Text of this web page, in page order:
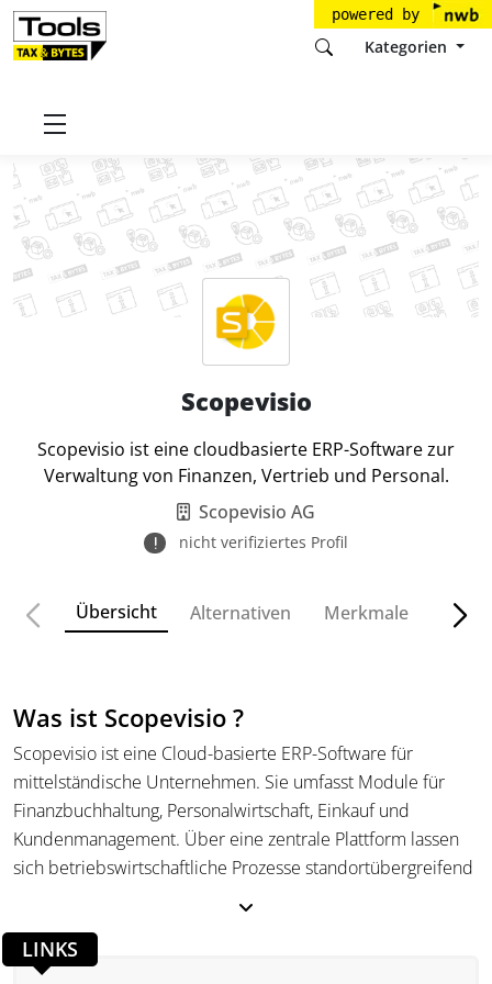
powered by
Kategorien
Startseite
Scopevisio
Scopevisio ist eine cloudbasierte ERP-Software zur
Verwaltung von Finanzen, Vertrieb und Personal.
Scopevisio AG
nicht verifiziertes Profil
Übersicht Alternativen Merkmale
Was ist Scopevisio ?
Scopevisio ist eine Cloud-basierte ERP-Software für
mittelständische Unternehmen. Sie umfasst Module für
Finanzbuchhaltung, Personalwirtschaft, Einkauf und
Kundenmanagement. Über eine zentrale Plattform lassen
sich betriebswirtschaftliche Prozesse standortübergreifend
bei Bedarf erweitert werden kann.
LINKS